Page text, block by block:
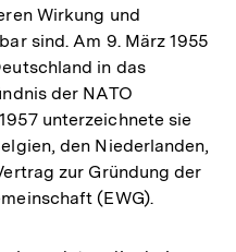
Wirkung und
sind. Am 9. März 1955
in das
der NATO
unterzeichnete sie
den Niederlanden,
zur Gründung der
(EWG).